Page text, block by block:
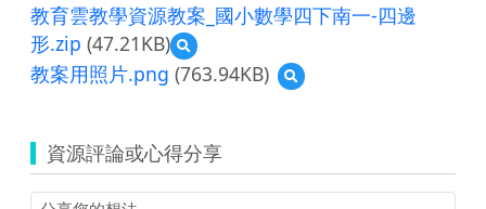
教育雲教學資源教案_國小數學四下南一-四邊
形.zip (47.21KB)
預
覽
教
教
學
資
教案用照片.png (763.94KB)
預
覽
照
片.png
資源評論或心得分享